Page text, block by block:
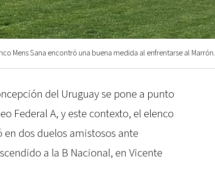
Mens Sana encontró una buena medida al enfrentarse al Marrón.
del Uruguay se pone a punto
Federal A, y este contexto, el elenco
dos duelos amistosos ante
a la B Nacional, en Vicente